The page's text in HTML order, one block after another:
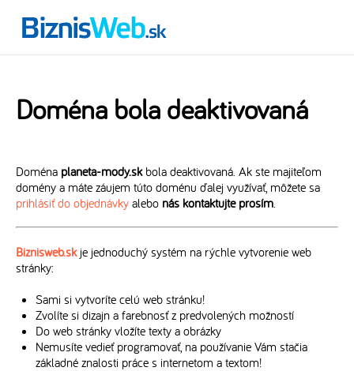
Doména bola deaktivovaná
Doména planeta-mody.skbola deaktivovaná. Ak ste majiteľom
domény a máte záujem túto doménu ďalej využívať, môžete sa
prihlásiť do objednávky alebo nás kontaktujte prosím.
Biznisweb.skje jednoduchý systém na rýchle vytvorenie web
stránky:
Sami si vytvoríte celú web stránku!
Zvolíte si dizajn a farebnosť z predvolených možností
Do web stránky vložíte texty a obrázky
Nemusíte vedieť programovať, na používanie Vám stačia
základné znalosti práce s internetom a textom!